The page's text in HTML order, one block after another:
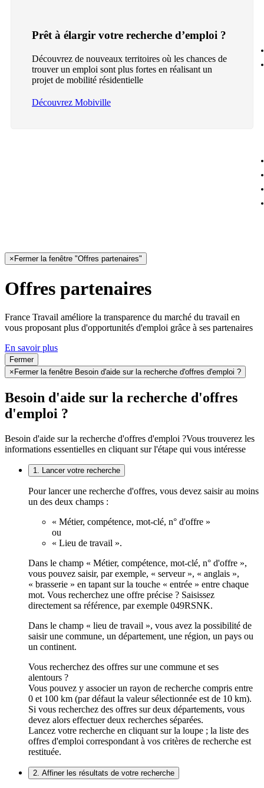
Prêt à élargir votre recherche d’emploi ?
Découvrez de nouveaux territoires où les chances de
trouver un emploi sont plus fortes en réalisant un
projet de mobilité résidentielle
Découvrez Mobiville
× Fermer la fenêtre "Offres partenaires"
Offres partenaires
France Travail améliore la transparence du marché du travail en
vous proposant plus d'opportunités d'emploi grâce à ses partenaires
En savoir plus
Fermer
× Fermer la fenêtre Besoin d'aide sur la recherche d'offres d'emploi ?
Besoin d'aide sur la recherche d'offres
d'emploi ?
Besoin d'aide sur la recherche d'offres d'emploi ?Vous trouverez les
informations essentielles en cliquant sur l'étape qui vous intéresse
1. Lancer votre recherche
Pour lancer une recherche d'offres, vous devez saisir au moins
un des deux champs :
« Métier, compétence, mot-clé, n° d'offre »
ou
« Lieu de travail ».
Dans le champ « Métier, compétence, mot-clé, n° d'offre »,
vous pouvez saisir, par exemple, « serveur », « anglais »,
« brasserie » en tapant sur la touche « entrée » entre chaque
mot. Vous recherchez une offre précise ? Saisissez
directement sa référence, par exemple 049RSNK.
Dans le champ « lieu de travail », vous avez la possibilité de
saisir une commune, un département, une région, un pays ou
un continent.
Vous recherchez des offres sur une commune et ses
alentours ?
Vous pouvez y associer un rayon de recherche compris entre
0 et 100 km (par défaut la valeur sélectionnée est de 10 km).
Si vous recherchez des offres sur deux départements, vous
devez alors effectuer deux recherches séparées.
Lancez votre recherche en cliquant sur la loupe ; la liste des
offres d'emploi correspondant à vos critères de recherche est
restituée.
2. Affiner les résultats de votre recherche